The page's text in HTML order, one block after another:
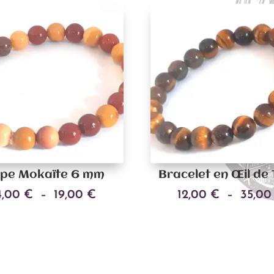
Mokaïte 6 mm
€ – 19,00 €Plage
Bracelet en Œil de
12,00 € –